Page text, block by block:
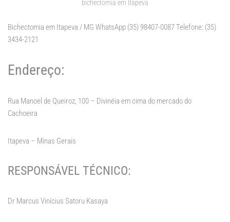
bichectomia em Itapeva
Bichectomia em Itapeva / MG WhatsApp (35) 98407-0087 Telefone: (35)
3434-2121
Endereço:
Rua Manoel de Queiroz, 100 – Divinéia em cima do mercado do
Cachoeira
Itapeva – Minas Gerais
RESPONSÁVEL TÉCNICO:
Dr Marcus Vinícius Satoru Kasaya